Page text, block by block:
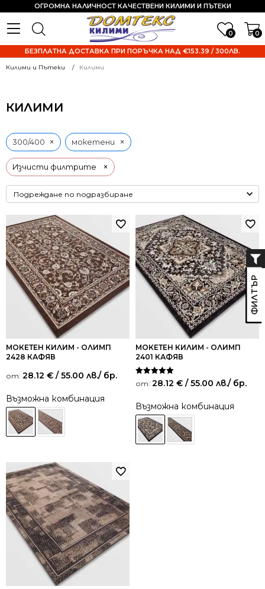
0 0
ОГРОМНА НАЛИЧНОСТ КАЧЕСТВЕНИ КИЛИМИ И ПЪТЕКИ
БЕЗПЛАТНА ДОСТАВКА ПРИ ПОРЪЧКА НАД €153.39 / 300ЛВ.
Килими и Пътеки Килими
КИЛИМИ
Изчисти филтрите ×
300/400 × мокетени ×
МОКЕТЕН КИЛИМ - ОЛИМП
2428 КАФЯВ
от: 28.12 € / 55.00 лв./ бр.
Възможна комбинация
МОКЕТЕН КИЛИМ - ОЛИМП
2401 КАФЯВ
Оценено на
5.00
от: 28.12 € / 55.00 лв./ бр.
Възможна комбинация